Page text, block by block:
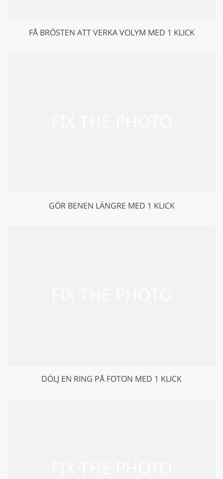
FÅ BRÖSTEN ATT VERKA VOLYM MED 1 KLICK
GÖR BENEN LÄNGRE MED 1 KLICK
DÖLJ EN RING PÅ FOTON MED 1 KLICK